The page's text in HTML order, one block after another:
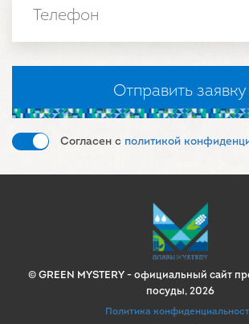
Согласен с политикой
© GREEN MYSTERY - официальный сайт
посуды, 2026
Политика